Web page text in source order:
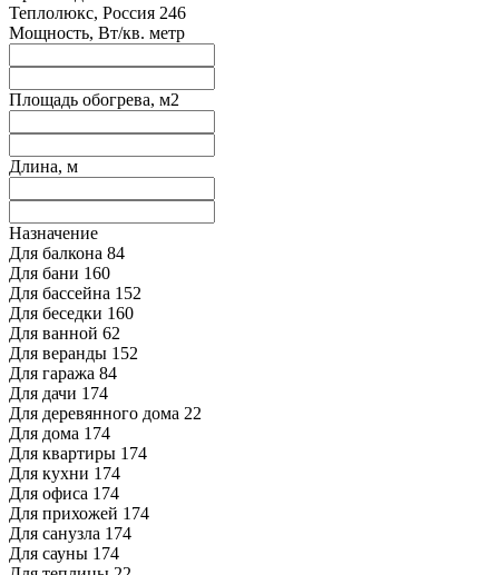
Теплолюкс, Россия 246
Мощность, Вт/кв. метр
Площадь обогрева, м2
Длина, м
Назначение
Для балкона 84
Для бани 160
Для бассейна 152
Для беседки 160
Для ванной 62
Для веранды 152
Для гаража 84
Для дачи 174
Для деревянного дома 22
Для дома 174
Для квартиры 174
Для кухни 174
Для офиса 174
Для прихожей 174
Для санузла 174
Для сауны 174